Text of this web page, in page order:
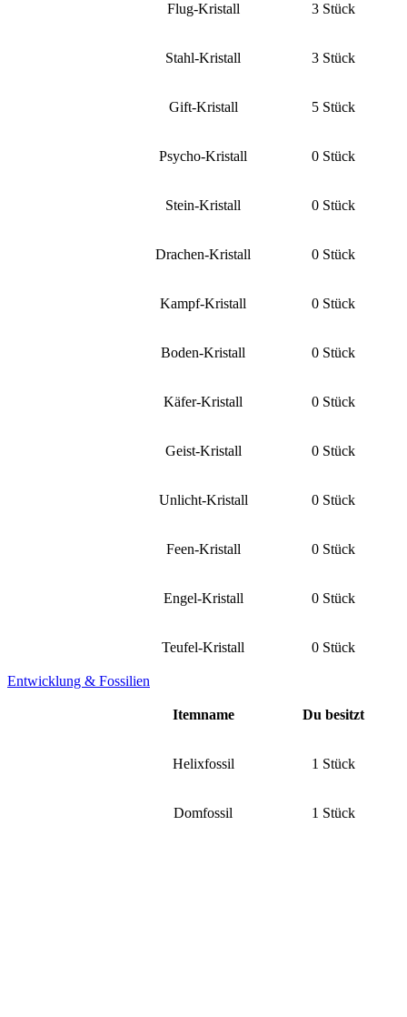
Flug-Kristall 3 Stück
Stahl-Kristall 3 Stück
Gift-Kristall 5 Stück
Psycho-Kristall 0 Stück
Stein-Kristall 0 Stück
Drachen-Kristall 0 Stück
Kampf-Kristall 0 Stück
Boden-Kristall 0 Stück
Käfer-Kristall 0 Stück
Geist-Kristall 0 Stück
Unlicht-Kristall 0 Stück
Feen-Kristall 0 Stück
Engel-Kristall 0 Stück
Teufel-Kristall 0 Stück
Entwicklung & Fossilien
Itemname Du besitzt
Helixfossil 1 Stück
Domfossil 1 Stück